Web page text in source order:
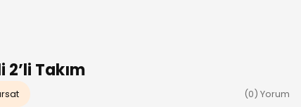
2’li Takım
(0) Yorum